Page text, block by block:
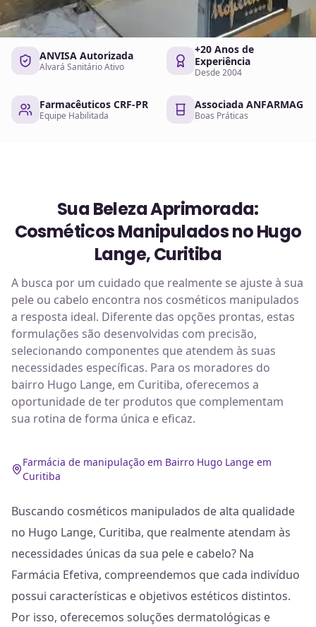
ANVISA Autorizada
Alvará Sanitário Ativo
+20 Anos de
Experiência
Desde 2004
Farmacêuticos CRF-PR
Equipe Habilitada
Associada ANFARMAG
Boas Práticas
Sua Beleza Aprimorada:
Cosméticos Manipulados no Hugo
Lange, Curitiba
A busca por um cuidado que realmente se ajuste à sua
pele ou cabelo encontra nos cosméticos manipulados
a resposta ideal. Diferente das opções prontas, estas
formulações são desenvolvidas com precisão,
selecionando componentes que atendem às suas
necessidades específicas. Para os moradores do
bairro Hugo Lange, em Curitiba, oferecemos a
oportunidade de ter produtos que complementam
sua rotina de forma única e eficaz.
Farmácia de manipulação em Bairro Hugo Lange em
Curitiba
Buscando cosméticos manipulados de alta qualidade
no Hugo Lange, Curitiba, que realmente atendam às
necessidades únicas da sua pele e cabelo? Na
Farmácia Efetiva, compreendemos que cada indivíduo
possui características e objetivos estéticos distintos.
Por isso, oferecemos soluções dermatológicas e